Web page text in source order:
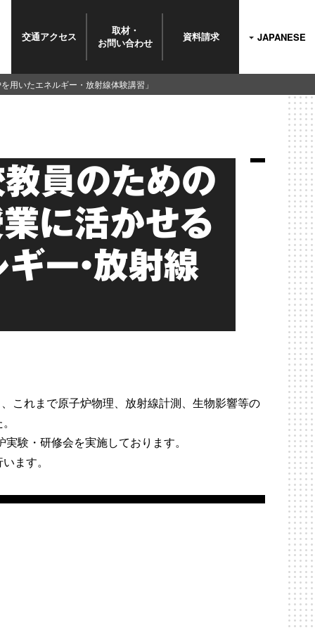
交通アクセス
取材・
お問い合わせ 資料請求 JAPANESE
員のための
に活かせる
ー・放射線
これまで原子炉物理、放射線計測、生物影響等の
験・研修会を実施しております。
ます。
いたエネルギー・放射線体験講習」